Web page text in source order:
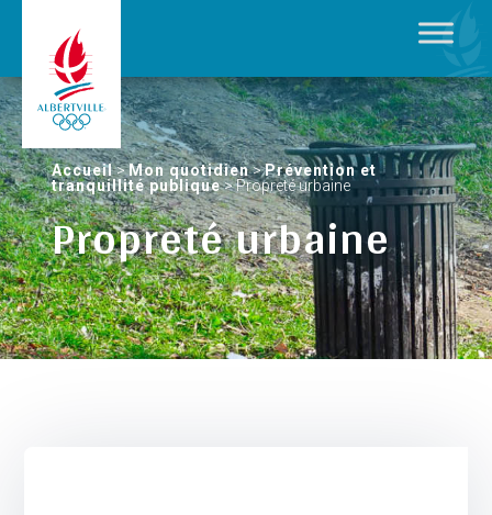
Accueil>Mon quotidien>Prévention et
tranquillité publique>Propreté urbaine
Propreté urbaine